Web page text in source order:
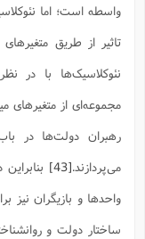
واسطه است؛ اما
تاثیر از طریق
نئوکلاسیک‌ها با در
مجموعه‌ای از متغیرهای
رهبران دولت‌ها در
می‌پردازند.[43]
واحدها و بازیگران نیز
ساختار دولت و